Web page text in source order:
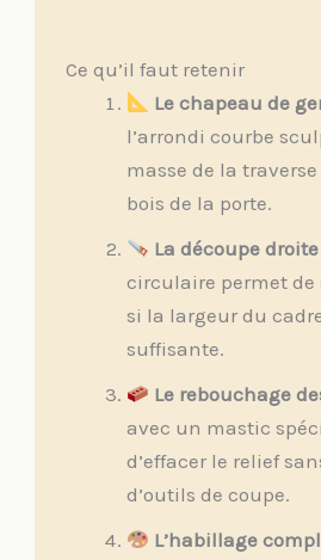
Ce qu’il faut retenir
Le chapeau de
l’arrondi courbe
masse de la
bois de la porte.
La découpe droite
circulaire permet de
si la largeur du
suffisante.
Le rebouchage
avec un mastic
d’effacer le relief
d’outils de coupe.
L’habillage